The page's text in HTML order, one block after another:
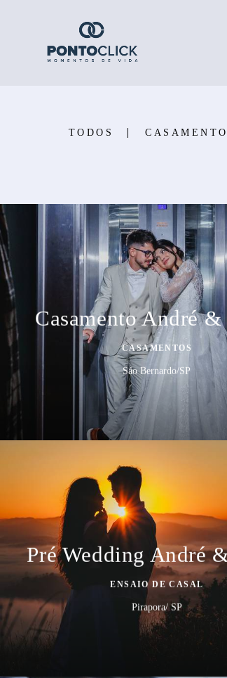
TODOS
Casamento André &
CASAMENTOS
Sáo Bernardo/SP
Pré Wedding André
ENSAIO DE CASAL
Pirapora/ SP